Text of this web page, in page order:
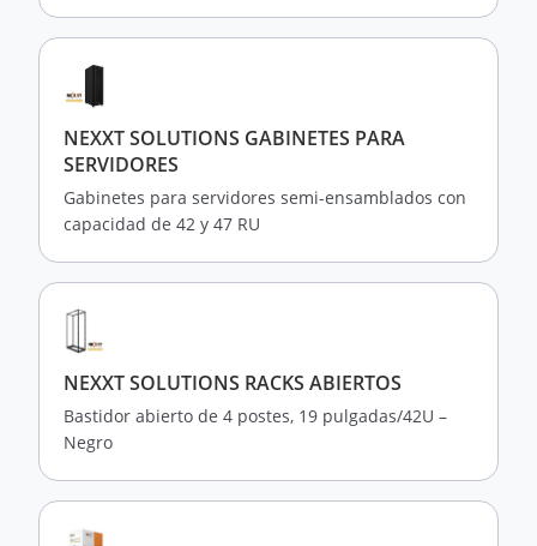
NEXXT SOLUTIONS GABINETES PARA
SERVIDORES
Gabinetes para servidores semi-ensamblados con
capacidad de 42 y 47 RU
NEXXT SOLUTIONS RACKS ABIERTOS
Bastidor abierto de 4 postes, 19 pulgadas/42U –
Negro